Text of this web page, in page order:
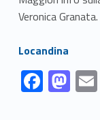
Veronica Granata.
Link identifier #identifier__126728-1Locandina
Link identifier #identifier__90438-1
F
ac
Link identifier #identifier__189547-2 M
as
Link identifier #identifier__171244-3